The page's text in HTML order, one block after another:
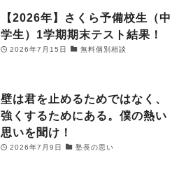
【2026年】さくら予備校生（中
学生）1学期期末テスト結果！
2026年7月15日 無料個別相談
壁は君を止めるためではなく、
強くするためにある。僕の熱い
思いを聞け！
2026年7月9日 塾長の思い